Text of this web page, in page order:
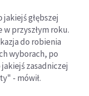
głębszej
przyszłym roku.
do robienia
wyborach, po
zasadniczej
- mówił.